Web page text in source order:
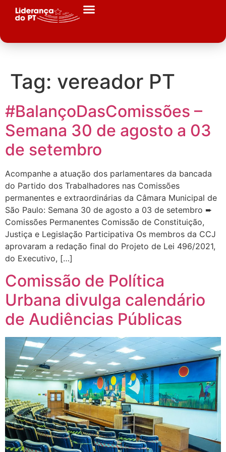
Tag: vereador PT
#BalançoDasComissões –
Semana 30 de agosto a 03
de setembro
Acompanhe a atuação dos parlamentares da bancada
do Partido dos Trabalhadores nas Comissões
permanentes e extraordinárias da Câmara Municipal de
São Paulo: Semana 30 de agosto a 03 de setembro ➨
Comissões Permanentes Comissão de Constituição,
Justiça e Legislação Participativa Os membros da CCJ
aprovaram a redação final do Projeto de Lei 496/2021,
do Executivo, […]
Comissão de Política
Urbana divulga calendário
de Audiências Públicas